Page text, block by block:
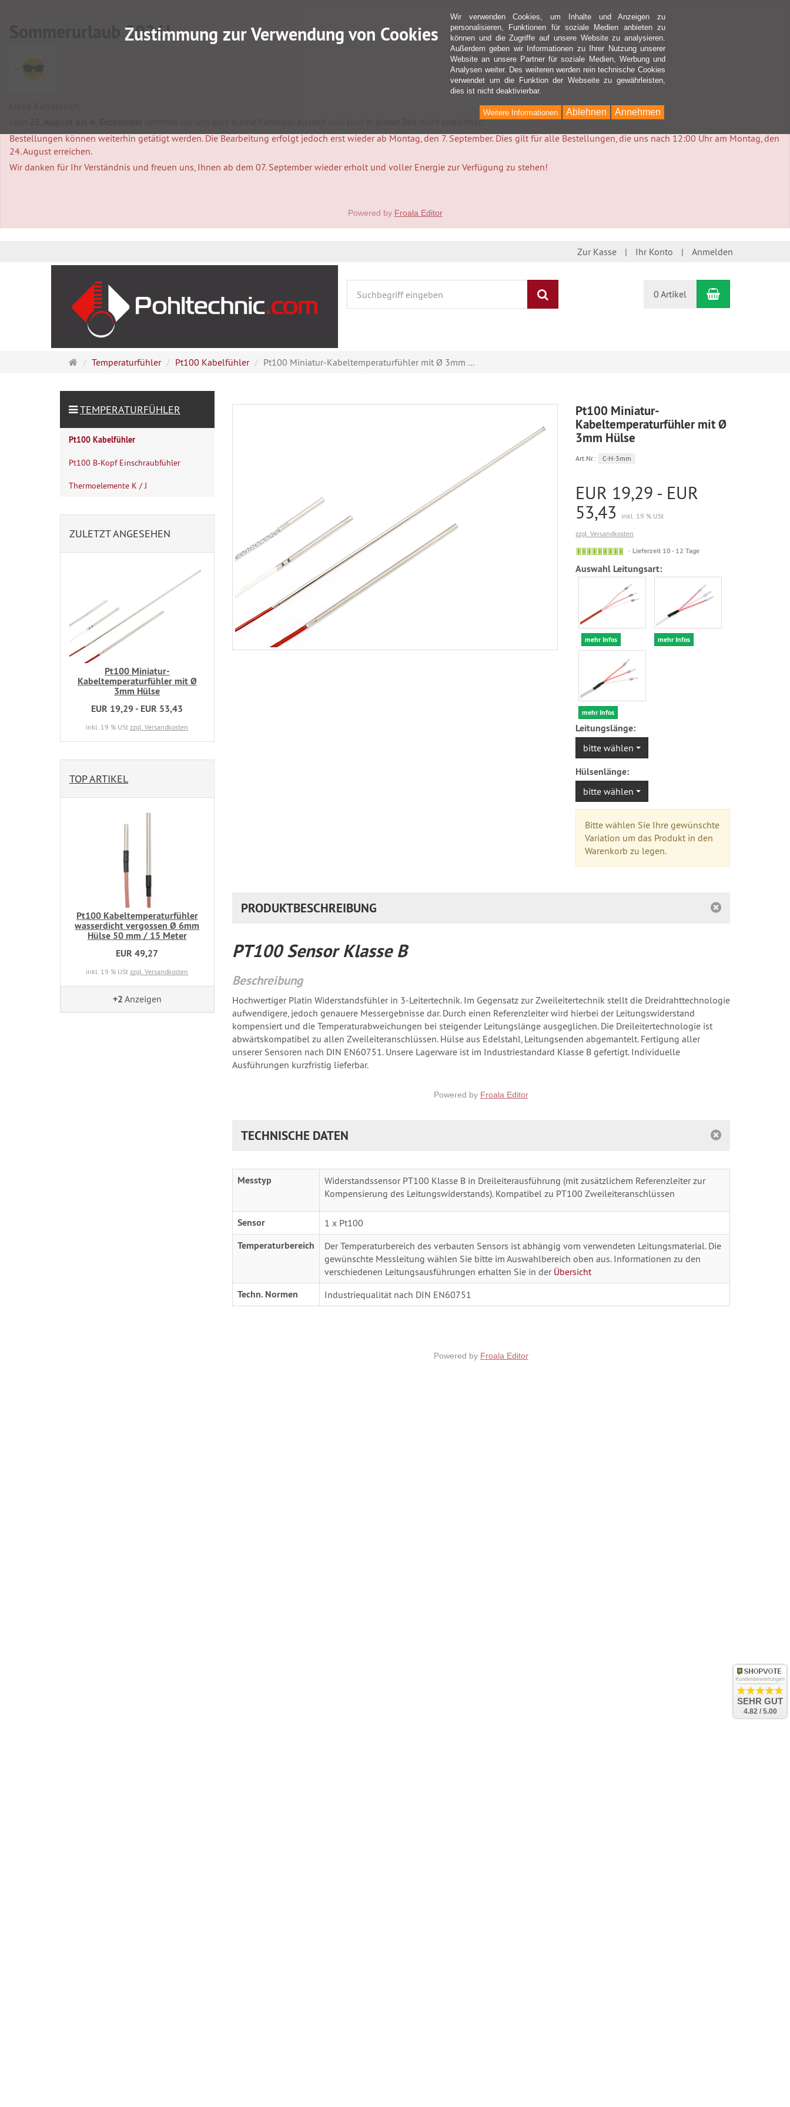
Sommerurlaub 2026!
nehmen wir uns eine kleine Familien-Auszeit und sind in dieser Zeit nicht erreichbar.
Bestellungen können weiterhin getätigt werden. Die Bearbeitung erfolgt jedoch erst wieder ab Montag, den 7. September. Dies gilt für alle Bestellungen, die uns nach 12:00 Uhr am Montag, den
24. August erreichen.
Wir danken für Ihr Verständnis und freuen uns, Ihnen ab dem 07. September wieder erholt und voller Energie zur Verfügung zu stehen!
Powered by Froala Editor
Zur Kasse Ihr Konto Anmelden
0 Artikel Warenkorb
Startseite
Temperaturfühler Pt100 Kabelfühler Pt100 Miniatur-Kabeltemperaturfühler mit Ø 3mm ...
Pt100 Miniatur-
Kabeltemperaturfühler mit Ø
3mm Hülse
Art.Nr.: C-H-3mm
EUR 19,29 - EUR
53,43
inkl. 19 % USt
zzgl. Versandkosten
Sofort
ausreichende
Stückzahl
Lieferzeit 10 - 12 Tage
Auswahl Leitungsart:
mehr Infos mehr Infos
mehr Infos
Leitungslänge:
bitte wählen
Hülsenlänge:
bitte wählen
Bitte wählen Sie Ihre gewünschte
Variation um das Produkt in den
Warenkorb zu legen.
PRODUKTBESCHREIBUNG
PT100 Sensor Klasse B
Beschreibung
Hochwertiger Platin Widerstandsfühler in 3-Leitertechnik. Im Gegensatz zur Zweileitertechnik stellt die Dreidrahttechnologie
aufwendigere, jedoch genauere Messergebnisse dar. Durch einen Referenzleiter wird hierbei der Leitungswiderstand
kompensiert und die Temperaturabweichungen bei steigender Leitungslänge ausgeglichen. Die Dreileitertechnologie ist
abwärtskompatibel zu allen Zweileiteranschlüssen. Hülse aus Edelstahl, Leitungsenden abgemantelt. Fertigung aller
unserer Sensoren nach DIN EN60751. Unsere Lagerware ist im Industriestandard Klasse B gefertigt. Individuelle
Ausführungen kurzfristig lieferbar.
Powered by Froala Editor
TECHNISCHE DATEN
Messtyp
Widerstandssensor PT100 Klasse B in Dreileiterausführung (mit zusätzlichem Referenzleiter zur
Kompensierung des Leitungswiderstands). Kompatibel zu PT100 Zweileiteranschlüssen
Sensor 1 x Pt100
Temperaturbereich
Der Temperaturbereich des verbauten Sensors ist abhängig vom verwendeten Leitungsmaterial. Die
gewünschte Messleitung wählen Sie bitte im Auswahlbereich oben aus. Informationen zu den
verschiedenen Leitungsausführungen erhalten Sie in der Übersicht
Techn. Normen Industriequalität nach DIN EN60751
Powered by Froala Editor
TEMPERATURFÜHLER
Pt100 Kabelfühler
Pt100 B-Kopf Einschraubfühler
Thermoelemente K / J
ZULETZT ANGESEHEN
Pt100 Miniatur-
Kabeltemperaturfühler mit Ø
3mm Hülse
EUR 19,29 - EUR 53,43
inkl. 19 % UStzzgl. Versandkosten
TOP ARTIKEL
Pt100 Kabeltemperaturfühler
wasserdicht vergossen Ø 6mm
Hülse 50 mm / 15 Meter
EUR 49,27
inkl. 19 % UStzzgl. Versandkosten
+2 Anzeigen
Kundenbewertungen
SEHR GUT
4.82 / 5.00
Zustimmung zur Verwendung von Cookies
Wir verwenden Cookies, um Inhalte und Anzeigen zu
personalisieren, Funktionen für soziale Medien anbieten zu
können und die Zugriffe auf unsere Website zu analysieren.
Außerdem geben wir Informationen zu Ihrer Nutzung unserer
Website an unsere Partner für soziale Medien, Werbung und
Analysen weiter. Des weiteren werden rein technische Cookies
verwendet um die Funktion der Webseite zu gewährleisten,
dies ist nicht deaktivierbar.
Annehmen
Ablehnen
Weitere Informationen